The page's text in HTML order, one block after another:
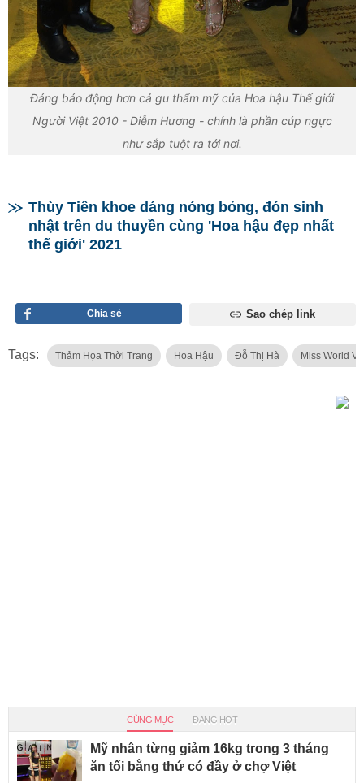
Đáng báo động hơn cả gu thẩm mỹ của Hoa hậu Thế giới
Người Việt 2010 - Diễm Hương - chính là phần cúp ngực
như sắp tuột ra tới nơi.
Thùy Tiên khoe dáng nóng bỏng, đón sinh
nhật trên du thuyền cùng 'Hoa hậu đẹp nhất
thế giới' 2021
Chia sẻ Sao chép link
Tags: Thảm Họa Thời Trang Hoa Hậu Đỗ Thị Hà Miss World
CÙNG MỤC ĐANG HOT
Mỹ nhân từng giảm 16kg trong 3 tháng
ăn tối bằng thứ có đầy ở chợ Việt